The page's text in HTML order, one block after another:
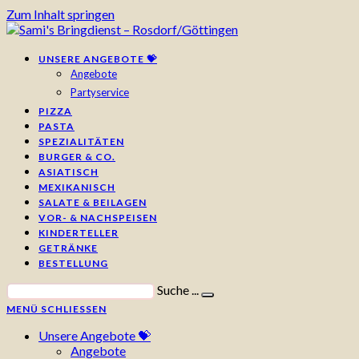
Zum Inhalt springen
UNSERE ANGEBOTE 💝
Angebote
Partyservice
PIZZA
PASTA
SPEZIALITÄTEN
BURGER & CO.
ASIATISCH
MEXIKANISCH
SALATE & BEILAGEN
VOR- & NACHSPEISEN
KINDERTELLER
GETRÄNKE
BESTELLUNG
Suche ...
MENÜ SCHLIESSEN
Unsere Angebote 💝
Angebote